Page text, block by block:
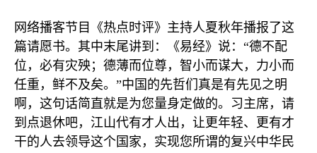
网络播客节目《热点时评》主持人夏秋年播报了这
篇请愿书。其中末尾讲到：《易经》说：“德不配
位，必有灾殃；德薄而位尊，智小而谋大，力小而
任重，鲜不及矣。”中国的先哲们真是有先见之明
啊，这句话简直就是为您量身定做的。习主席，请
到点退休吧，江山代有才人出，让更年轻、更有才
干的人去领导这个国家，实现您所谓的复兴中华民